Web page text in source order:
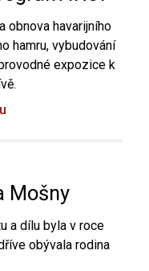
obnova havarijního
hamru, vybudování
expozice k
Mošny
a dílu byla v roce
obývala rodina